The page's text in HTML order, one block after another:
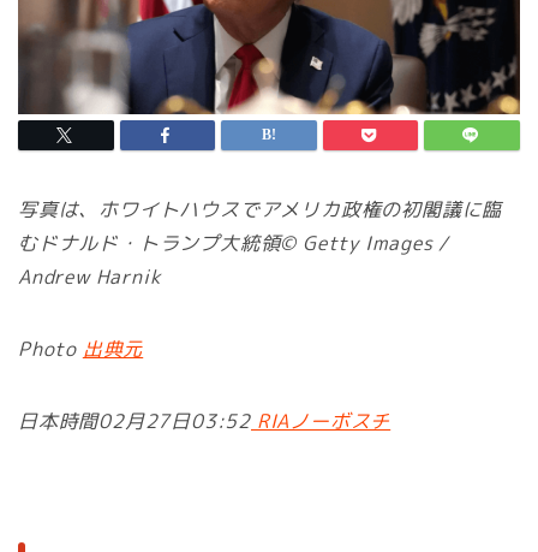
写真は、ホワイトハウスでアメリカ政権の初閣議に臨
むドナルド・トランプ大統領© Getty Images /
Andrew Harnik
Photo 出典元
日本時間02月27日03:52 RIAノーボスチ